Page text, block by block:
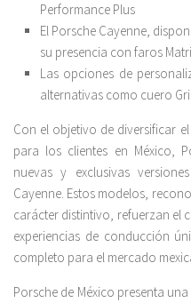
Performance Plus
El Porsche Cayenne,
su presencia con faros
Las opciones de
alternativas como cuero
Con el objetivo de diversificar
para los clientes en México,
nuevas y exclusivas
Cayenne. Estos modelos,
carácter distintivo, refuerzan el
experiencias de conducción
completo para el mercado
Porsche de México presenta